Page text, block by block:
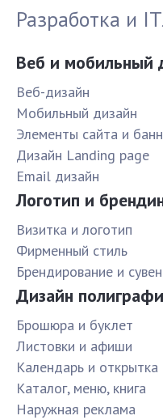
Разработка и IT
Веб и мобильный
Веб-дизайн
Мобильный дизайн
Элементы сайта и
Дизайн Landing page
Email дизайн
Логотип и
Визитка и логотип
Фирменный стиль
Брендирование и
Дизайн
Брошюра и буклет
Листовки и афиши
Календарь и открытка
Каталог, меню, книга
Наружная реклама